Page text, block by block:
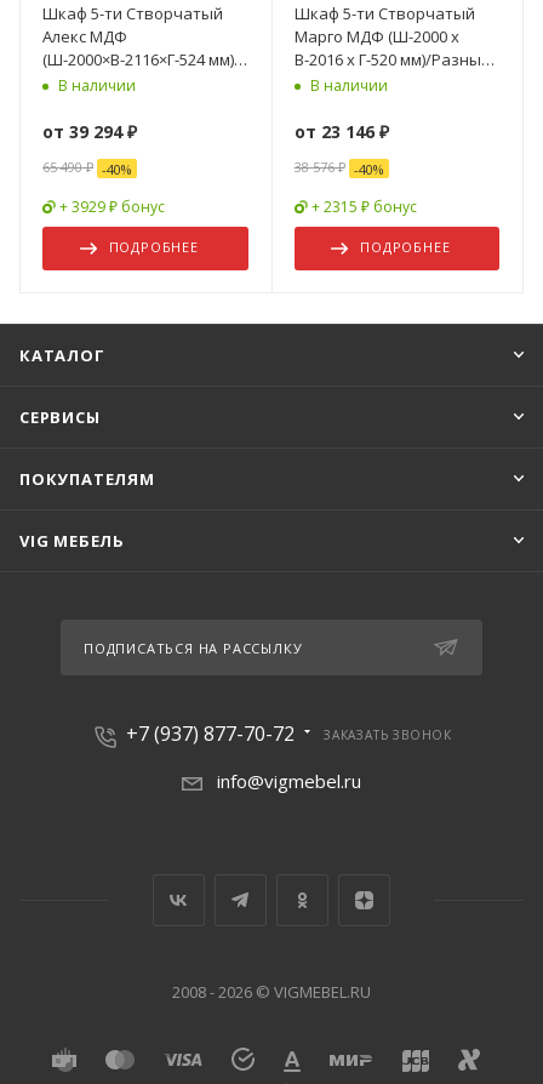
Шкаф 5-ти Створчатый
Алекс МДФ
(Ш-2000×В-2116×Г-524 мм)/
Разные Цвета
В наличии
от 39 294 ₽
65 490 ₽ -40%
+ 3929 ₽ бонус
ПОДРОБНЕЕ
Шкаф 5-ти Створчатый
Марго МДФ (Ш-2000 x
В-2016 x Г-520 мм)/Разные
Цвета
В наличии
от 23 146 ₽
38 576 ₽ -40%
+ 2315 ₽ бонус
ПОДРОБНЕЕ
КАТАЛОГ
СЕРВИСЫ
ПОКУПАТЕЛЯМ
VIG МЕБЕЛЬ
ПОДПИСАТЬСЯ НА РАССЫЛКУ
+7 (937) 877-70-72 ЗАКАЗАТЬ ЗВОНОК
info@vigmebel.ru
2008 - 2026 © VIGMEBEL.RU